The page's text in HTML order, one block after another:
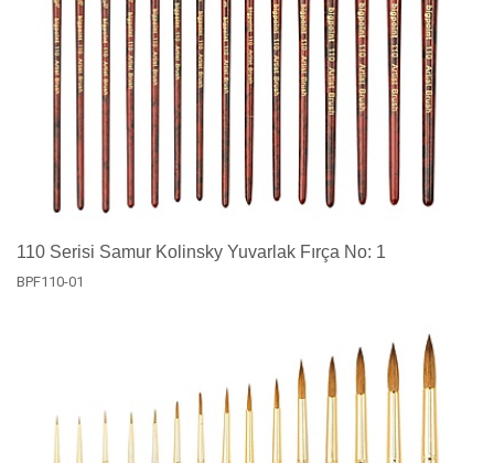
110 Serisi Samur Kolinsky Yuvarlak Fırça No: 1
BPF110-01